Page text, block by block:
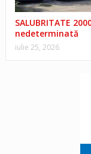
SALUBRITATE
nedeterminată
iulie 25, 2026